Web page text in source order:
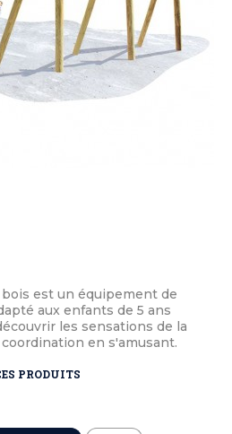
est un équipement de
aux enfants de 5 ans
les sensations de la
en s'amusant.
PRODUITS